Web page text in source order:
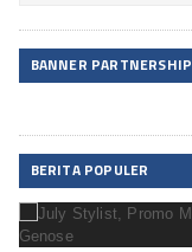
BANNER PARTNERSHIP
BERITA POPULER